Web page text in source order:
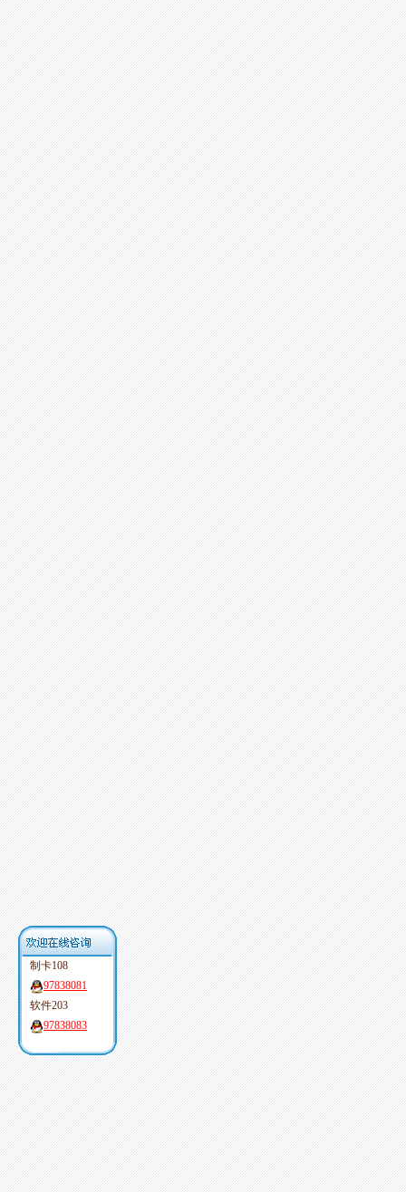
制卡108
97838081
软件203
97838083